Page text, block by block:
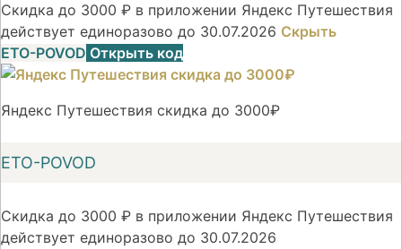
Скидка до 3000 ₽ в приложении Яндекс Путешествия
действует единоразово до 30.07.2026 Скрыть
ETO-POVOD Открыть код
Яндекс Путешествия скидка до 3000₽
ETO-POVOD
Скидка до 3000 ₽ в приложении Яндекс Путешествия
действует единоразово до 30.07.2026